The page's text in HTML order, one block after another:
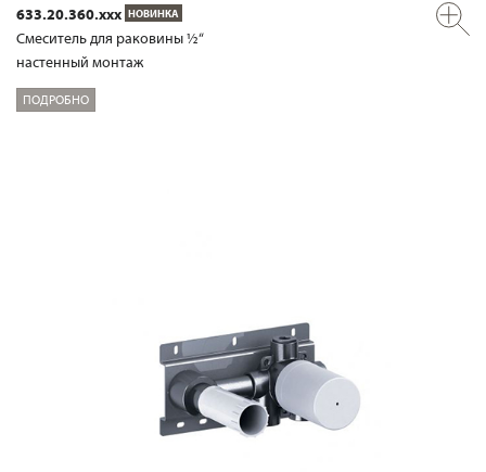
633.20.360.xxx НОВИНКА
Смеситель для раковины ½“
настенный монтаж
ПОДРОБНО